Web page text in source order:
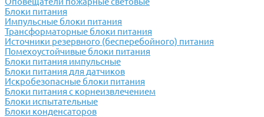
Блоки питания
Импульсные блоки питания
Трансформаторные блоки питания
Источники резервного (бесперебойного) питания
Помехоустойчивые блоки питания
Блоки питания импульсные
Блоки питания для датчиков
Искробезопасные блоки питания
Блоки питания с корнеизвлечением
Блоки испытательные
Блоки конденсаторов